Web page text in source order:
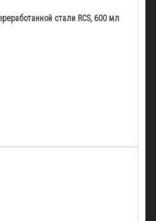
стали RCS, 600 мл